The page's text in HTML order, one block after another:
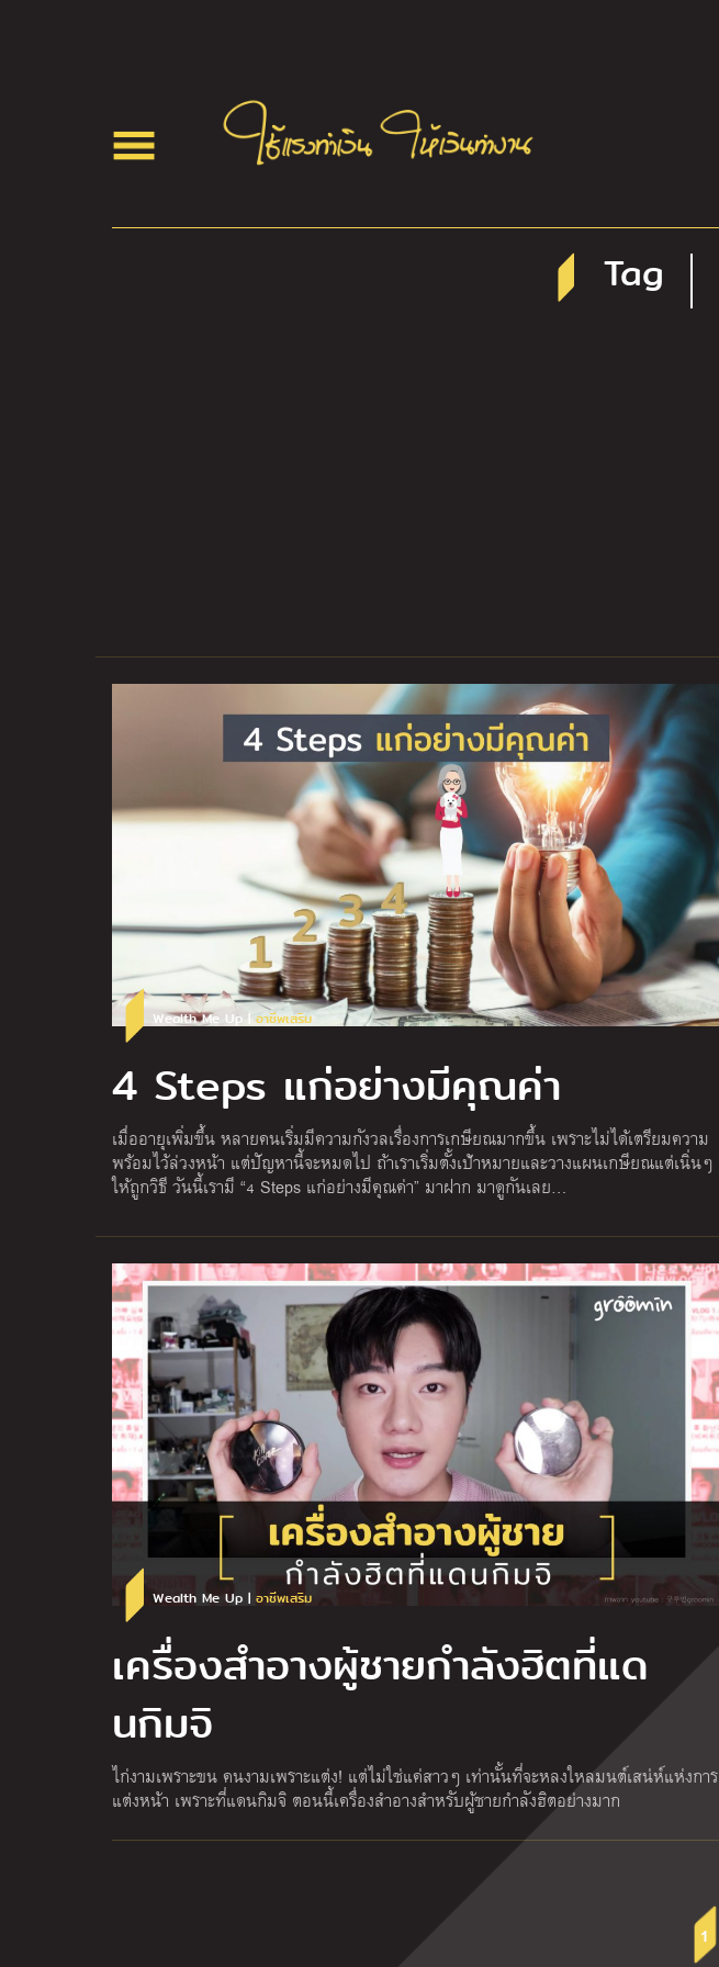
Tag
Wealth Me Up | อาชีพเสริม
4 Steps แก่อย่างมีคุณค่า
เมื่ออายุเพิ่มขึ้น หลายคนเริ่มมีความกังวลเรื่องการเกษียณมากขึ้น เพราะไม่ได้เตรียมความ
พร้อมไว้ล่วงหน้า แต่ปัญหานี้จะหมดไป ถ้าเราเริ่มตั้งเป้าหมายและวางแผนเกษียณแต่เนิ่นๆ
ให้ถูกวิธี วันนี้เรามี “4 Steps แก่อย่างมีคุณค่า” มาฝาก มาดูกันเลย…
Wealth Me Up | อาชีพเสริม
เครื่องสำอางผู้ชายกำลังฮิตที่แด
นกิมจิ
ไก่งามเพราะขน คนงามเพราะแต่ง! แต่ไม่ใช่แค่สาวๆ เท่านั้นที่จะหลงใหลมนต์เสน่ห์แห่งการ
แต่งหน้า เพราะที่แดนกิมจิ ตอนนี้เครื่องสำอางสำหรับผู้ชายกำลังฮิตอย่างมาก
1